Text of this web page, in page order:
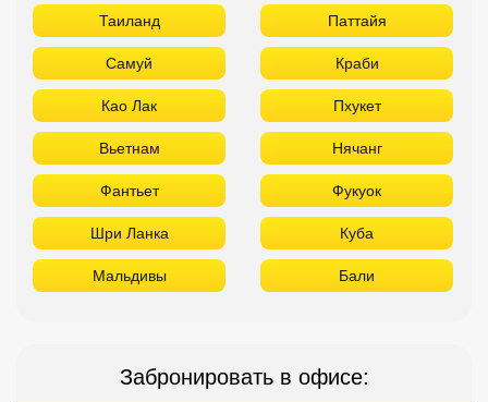
Шри Ланка Куба
Мальдивы Бали
Забронировать в офисе:
FUN&SUN PREMIUM Павелецкая
г. Москва, м. Павелецкая
Зацепский Вал, 14 оф. 208
☎ +7(499)11-33-403
☎ +7(925)400-04-24